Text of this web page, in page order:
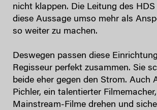
nicht klappen. Die Leitung des
diese Aussage umso mehr als
so weiter zu machen.
Deswegen passen diese
Regisseur perfekt zusammen. Sie
beide eher gegen den Strom. Auch
Pichler, ein talentierter
Mainstream-Filme drehen und